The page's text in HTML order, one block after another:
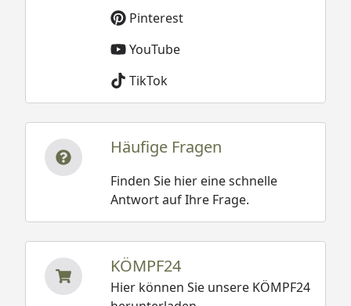
Pinterest
YouTube
TikTok
Häufige Fragen
Finden Sie hier eine schnelle
Antwort auf Ihre Frage.
KÖMPF24
Hier können Sie unsere KÖMPF24